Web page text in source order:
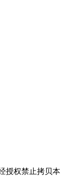
授权禁止拷贝本